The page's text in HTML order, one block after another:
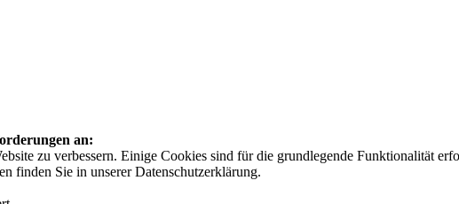
an:
zu verbessern. Einige Cookies sind für die grundlegende Funktionalität
finden Sie in unserer Datenschutzerklärung.